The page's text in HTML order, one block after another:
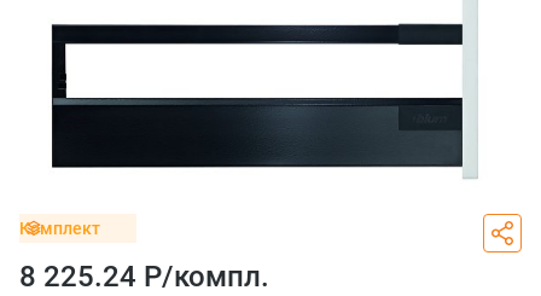
Комплект
8 225.24 Р/компл.